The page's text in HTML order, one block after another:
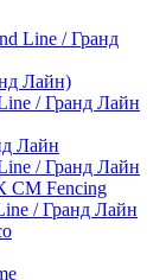
Line / Гранд
Лайн)
/ Гранд Лайн
Лайн
/ Гранд Лайн
CM Fencing
/ Гранд Лайн